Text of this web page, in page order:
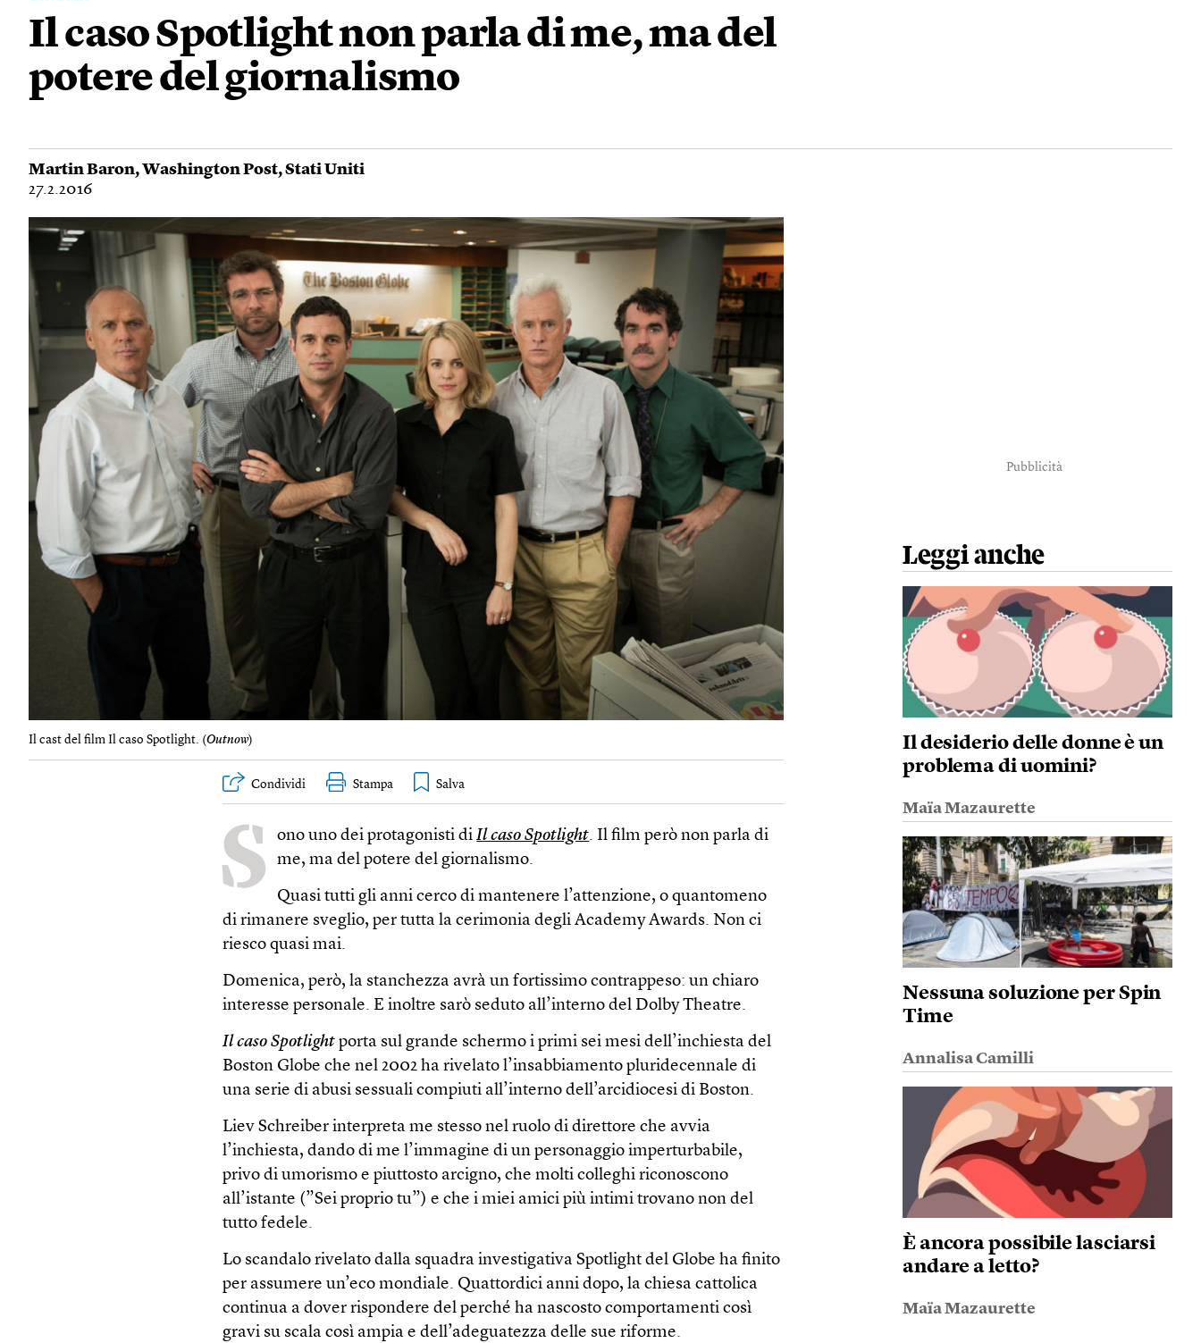
Il caso Spotlight non parla di me, ma del
potere del giornalismo
Martin Baron,Washington Post,Stati Uniti
27.2.2016
Il cast del film Il caso Spotlight. (Outnow)
Condividi Stampa
S ono uno dei protagonisti diIl caso Spotlight. Il film però non parla di
me, ma del potere del giornalismo.
Quasi tutti gli anni cerco di mantenere l’attenzione, o quantomeno
di rimanere sveglio, per tutta la cerimonia degli Academy Awards. Non ci
riesco quasi mai.
Domenica, però, la stanchezza avrà un fortissimo contrappeso: un chiaro
interesse personale. E inoltre sarò seduto all’interno del Dolby Theatre.
Il caso Spotlight porta sul grande schermo i primi sei mesi dell’inchiesta del
Boston Globe che nel 2002 ha rivelato l’insabbiamento pluridecennale di
una serie di abusi sessuali compiuti all’interno dell’arcidiocesi di Boston.
Liev Schreiber interpreta me stesso nel ruolo di direttore che avvia
l’inchiesta, dando di me l’immagine di un personaggio imperturbabile,
privo di umorismo e piuttosto arcigno, che molti colleghi riconoscono
all’istante (”Sei proprio tu”) e che i miei amici più intimi trovano non del
tutto fedele.
Lo scandalo rivelato dalla squadra investigativa Spotlight del Globe ha finito
per assumere un’eco mondiale. Quattordici anni dopo, la chiesa cattolica
continua a dover rispondere del perché ha nascosto comportamenti così
gravi su scala così ampia e dell’adeguatezza delle sue riforme.
Pubblicità
Leggi anche
Il desiderio delle donne è un
problema di uomini?
Maïa Mazaurette
Nessuna soluzione per Spin
Time
Annalisa Camilli
È ancora possibile lasciarsi
andare a letto?
Maïa Mazaurette